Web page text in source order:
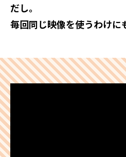
だし。
毎回同じ映像を使うわけに